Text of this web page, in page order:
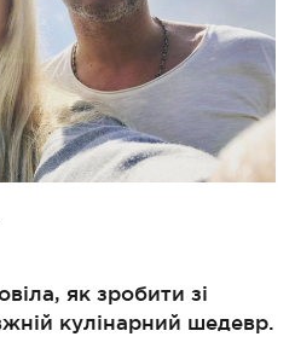
як зробити зі
кулінарний шедевр.